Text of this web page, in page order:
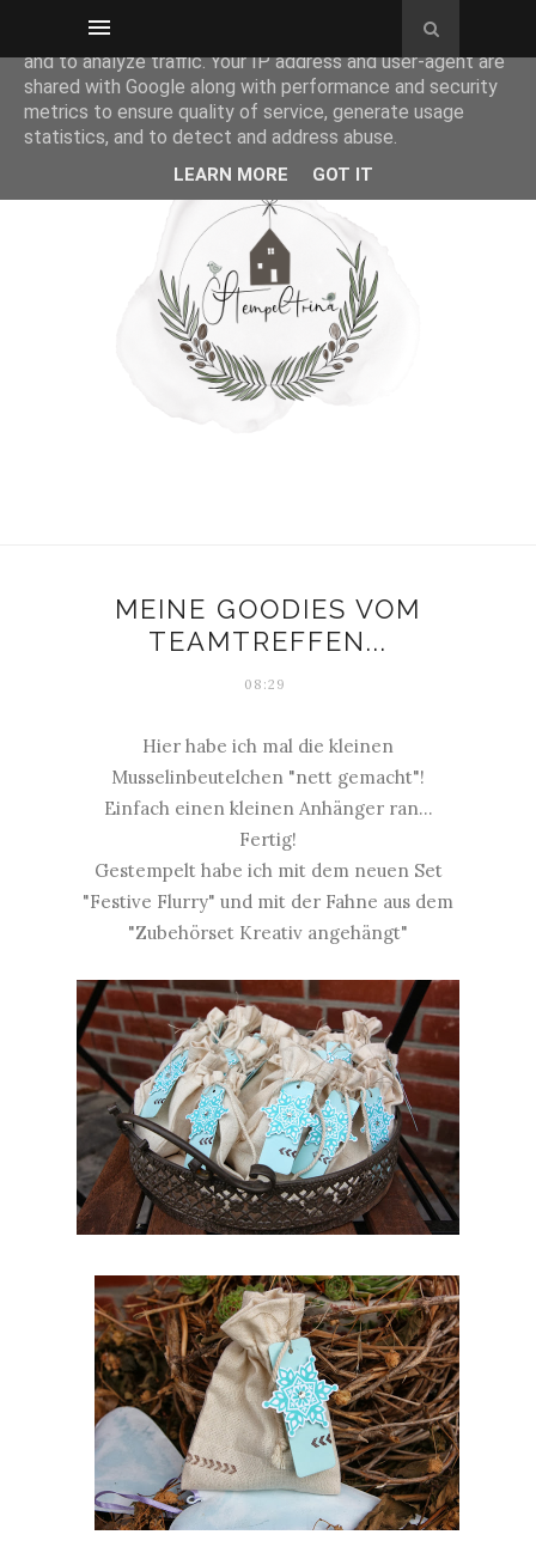
MEINE GOODIES VOM
TEAMTREFFEN...
08:29
Hier habe ich mal die kleinen
Musselinbeutelchen "nett gemacht"!
Einfach einen kleinen Anhänger ran...
Fertig!
Gestempelt habe ich mit dem neuen Set
"Festive Flurry" und mit der Fahne aus dem
"Zubehörset Kreativ angehängt"
This site uses cookies from Google to deliver its services
and to analyze traffic. Your IP address and user-agent are
shared with Google along with performance and security
metrics to ensure quality of service, generate usage
statistics, and to detect and address abuse.
LEARN MORE GOT IT